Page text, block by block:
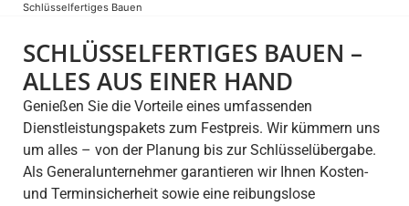
Schlüsselfertiges Bauen
SCHLÜSSELFERTIGES BAUEN –
ALLES AUS EINER HAND
Genießen Sie die Vorteile eines umfassenden
Dienstleistungspakets zum Festpreis. Wir kümmern uns
um alles – von der Planung bis zur Schlüsselübergabe.
Als Generalunternehmer garantieren wir Ihnen Kosten-
und Terminsicherheit sowie eine reibungslose